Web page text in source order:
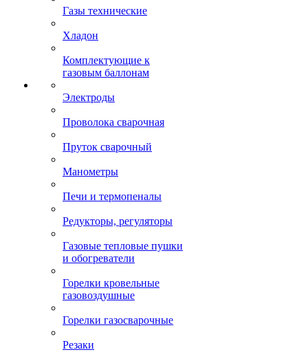
Газы технические
Хладон
Комплектующие к
газовым баллонам
Электроды
Проволока сварочная
Пруток сварочный
Манометры
Печи и термопеналы
Редукторы, регуляторы
Газовые тепловые пушки
и обогреватели
Горелки кровельные
газовоздушные
Горелки газосварочные
Резаки